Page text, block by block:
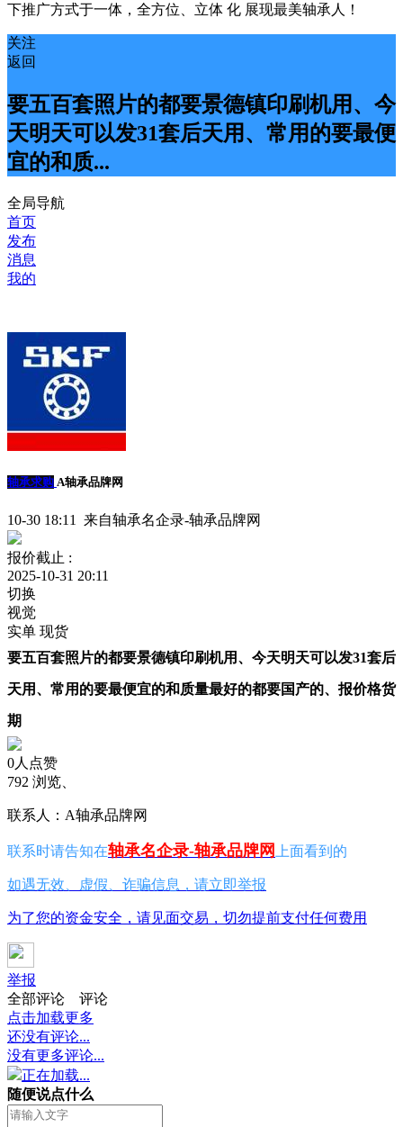
下推广方式于一体，全方位、立体 化 展现最美轴承人！
关注
返回
要五百套照片的都要景德镇印刷机用、今
天明天可以发31套后天用、常用的要最便
宜的和质...
全局导航
首页
发布
消息
我的
轴承求购 A轴承品牌网
10-30 18:11 来自轴承名企录-轴承品牌网
报价截止 :
2025-10-31 20:11
切换
视觉
实单 现货
要五百套照片的都要景德镇印刷机用、今天明天可以发31套后
天用、常用的要最便宜的和质量最好的都要国产的、报价格货
期
0人点赞
792 浏览、
联系人：A轴承品牌网
联系时请告知在轴承名企录-轴承品牌网 上面看到的
如遇无效、虚假、诈骗信息，请立即举报
为了您的资金安全，请见面交易，切勿提前支付任何费用
举报
全部评论
评论
点击加载更多
还没有评论...
没有更多评论...
正在加载...
随便说点什么